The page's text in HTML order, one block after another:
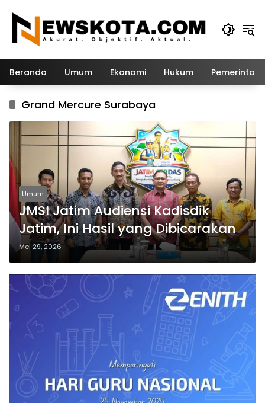
konten
Beranda Umum Ekonomi Hukum
Grand Mercure Surabaya
Umum
JMSI Jatim Audiensi Kadisdik
Jatim, Ini Hasil yang Dibicarakan
Mei 29, 2026